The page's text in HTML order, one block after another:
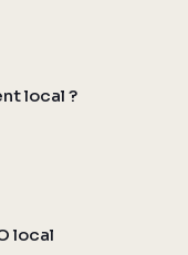
local ?
local